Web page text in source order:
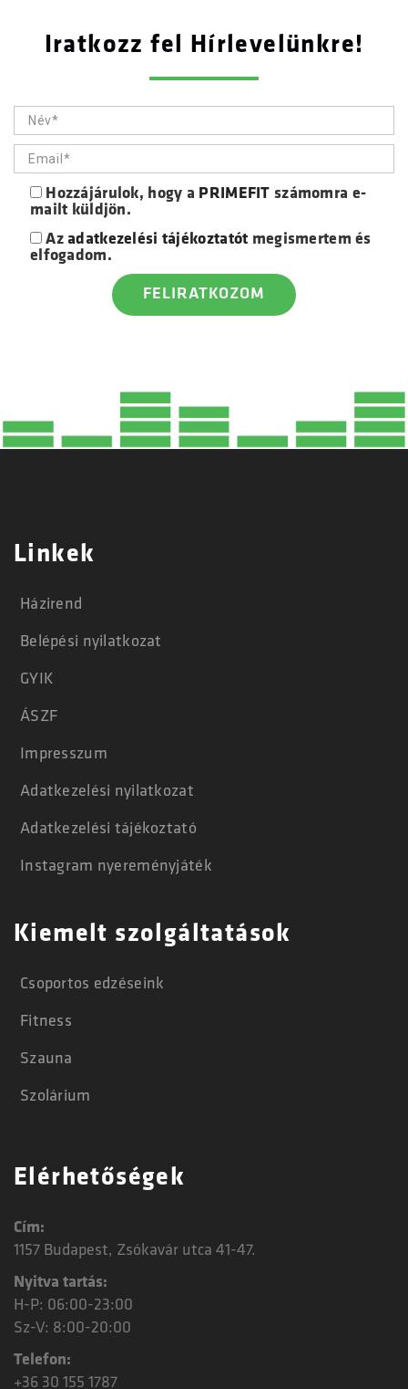
Iratkozz fel Hírlevelünkre!
Hozzájárulok, hogy a PRIMEFIT számomra e-
mailt küldjön.
Az adatkezelési tájékoztatót megismertem és
elfogadom.
Linkek
Házirend
Belépési nyilatkozat
GYIK
ÁSZF
Impresszum
Adatkezelési nyilatkozat
Adatkezelési tájékoztató
Instagram nyereményjáték
Kiemelt szolgáltatások
Csoportos edzéseink
Fitness
Szauna
Szolárium
Elérhetőségek
Cím:
1157 Budapest, Zsókavár utca 41-47.
Nyitva tartás:
H-P: 06:00-23:00
Sz-V: 8:00-20:00
Telefon:
+36 30 155 1787